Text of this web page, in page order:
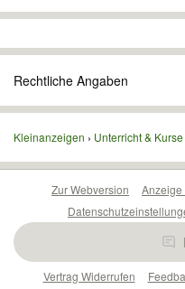
Rechtliche Angaben
Kleinanzeigen Unterricht & Kurse
Zur Webversion Anzeige
Vertrag Widerrufen